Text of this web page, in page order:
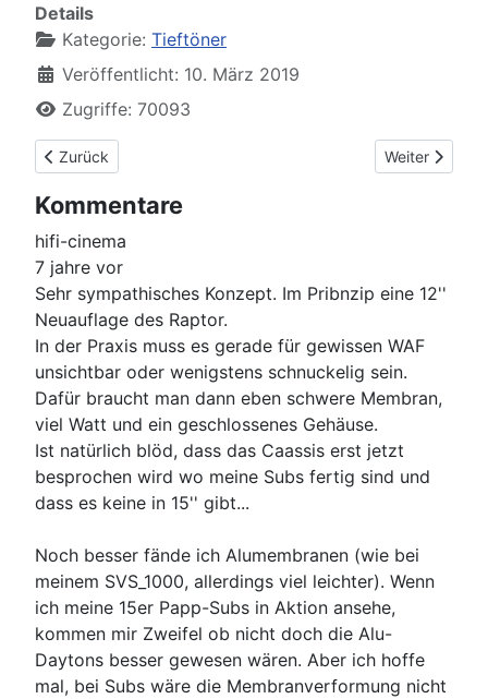
Details
Kategorie: Tieftöner
Veröffentlicht: 10. März 2019
Zugriffe: 70093
Vorheriger Beitrag: Dayton RSS315HO-44
Zurück Nächster
Weiter
Kommentare
hifi-cinema
7 jahre vor
Sehr sympathisches Konzept. Im Pribnzip eine 12''
Neuauflage des Raptor.
In der Praxis muss es gerade für gewissen WAF
unsichtbar oder wenigstens schnuckelig sein.
Dafür braucht man dann eben schwere Membran,
viel Watt und ein geschlossenes Gehäuse.
Ist natürlich blöd, dass das Caassis erst jetzt
besprochen wird wo meine Subs fertig sind und
dass es keine in 15'' gibt...
Noch besser fände ich Alumembranen (wie bei
meinem SVS_1000, allerdings viel leichter). Wenn
ich meine 15er Papp-Subs in Aktion ansehe,
kommen mir Zweifel ob nicht doch die Alu-
Daytons besser gewesen wären. Aber ich hoffe
mal, bei Subs wäre die Membranverformung nicht